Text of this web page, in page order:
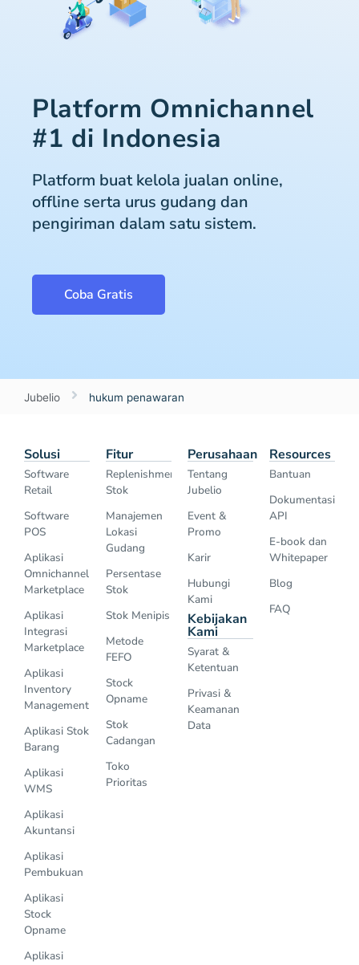
Platform Omnichannel
#1 di Indonesia
Platform buat kelola jualan online,
offline serta urus gudang dan
pengiriman dalam satu sistem.
Coba Gratis
Jubelio hukum penawaran
Solusi
Software
Retail
Software
POS
Aplikasi
Omnichannel
Marketplace
Aplikasi
Integrasi
Marketplace
Aplikasi
Inventory
Management
Aplikasi Stok
Barang
Aplikasi
WMS
Aplikasi
Akuntansi
Aplikasi
Pembukuan
Aplikasi
Stock
Opname
Aplikasi
Fitur
Replenishment
Stok
Manajemen
Lokasi
Gudang
Persentase
Stok
Stok Menipis
Metode
FEFO
Stock
Opname
Stok
Cadangan
Toko
Prioritas
Perusahaan
Tentang
Jubelio
Event &
Promo
Karir
Hubungi
Kami
Kebijakan
Kami
Syarat &
Ketentuan
Privasi &
Keamanan
Data
Resources
Bantuan
Dokumentasi
API
E-book dan
Whitepaper
Blog
FAQ